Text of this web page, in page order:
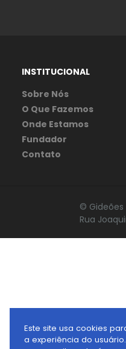
Este site usa cookies
a experiência do
INSTITUCIONAL
Sobre Nós
O Que Fazemos
Onde Estamos
Fundador
Contato
© Gideões
Rua